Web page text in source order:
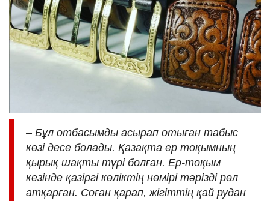
– Бұл отбасымды асырап отыған табыс
көзі десе болады. Қазақта ер тоқымның
қырық шақты түрі болған. Ер-тоқым
кезінде қазіргі көліктің нөмірі тәрізді рөл
атқарған. Соған қарап, жігіттің қай рудан